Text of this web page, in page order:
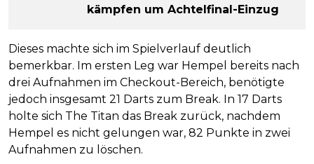
kämpfen um Achtelfinal-Einzug
Dieses machte sich im Spielverlauf deutlich
bemerkbar. Im ersten Leg war Hempel bereits nach
drei Aufnahmen im Checkout-Bereich, benötigte
jedoch insgesamt 21 Darts zum Break. In 17 Darts
holte sich The Titan das Break zurück, nachdem
Hempel es nicht gelungen war, 82 Punkte in zwei
Aufnahmen zu löschen.